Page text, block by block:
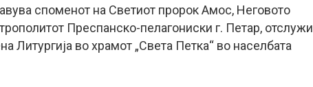
споменот на Светиот пророк Амос, Неговото
Преспанско-пелагониски г. Петар, отслужи
Литургија во храмот „Света Петка“ во населбата